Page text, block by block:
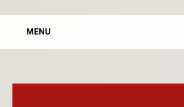
MAIN MENU
MENU